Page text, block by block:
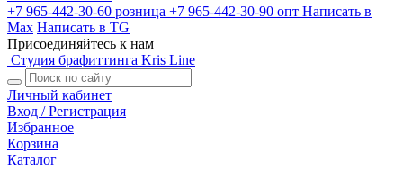
+7 965-442-30-60 розница +7 965-442-30-90 опт Написать в
Max Написать в TG
Присоединяйтесь к нам
Студия брафиттинга Kris Line
Личный кабинет
Вход / Регистрация
Избранное
Корзина
Каталог